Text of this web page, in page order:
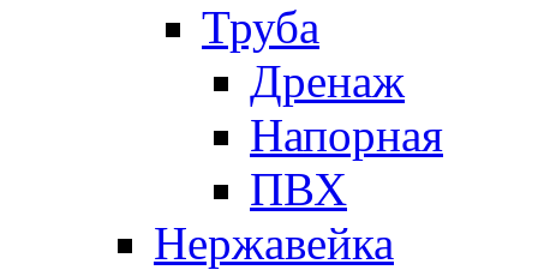
Труба
Дренаж
Напорная
ПВХ
Нержавейка